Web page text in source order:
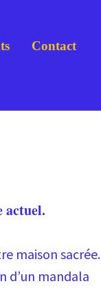
Contact
actuel.
maison sacrée.
d’un mandala